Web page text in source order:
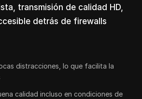
transmisión de calidad HD,
detrás de firewalls
distracciones, lo que facilita la
calidad incluso en condiciones de